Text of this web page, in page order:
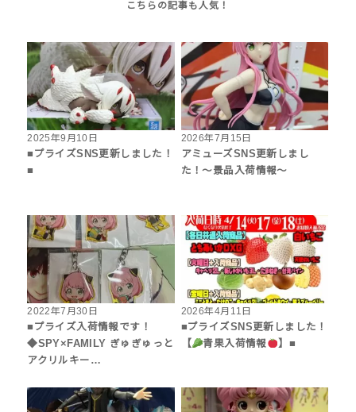
2025年9月10日
■プライズSNS更新しました！
■
2026年7月15日
アミューズSNS更新しまし
た！～景品入荷情報～
2022年7月30日
■プライズ入荷情報です！
◆SPY×FAMILY ぎゅぎゅっと
アクリルキー…
2026年4月11日
■プライズSNS更新しました！
【
青果入荷情報 】■